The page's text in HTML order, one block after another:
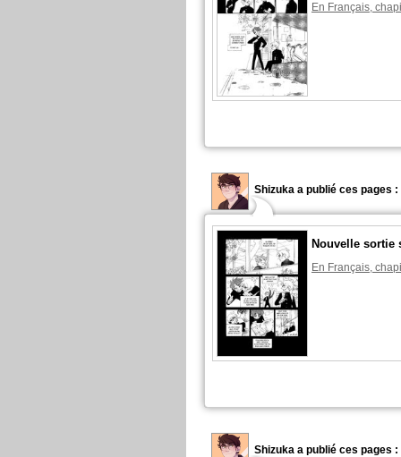
En Français,
Shizuka a publié ces pages :
Nouvelle sortie
En Français,
Shizuka a publié ces pages :